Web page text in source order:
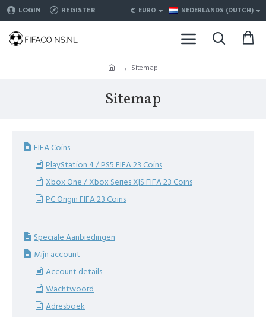
LOGIN REGISTER € EURO NEDERLANDS (DUTCH)
Sitemap
Sitemap
FIFA Coins
PlayStation 4 / PS5 FIFA 23 Coins
Xbox One / Xbox Series X|S FIFA 23 Coins
PC Origin FIFA 23 Coins
Speciale Aanbiedingen
Mijn account
Account details
Wachtwoord
Adresboek